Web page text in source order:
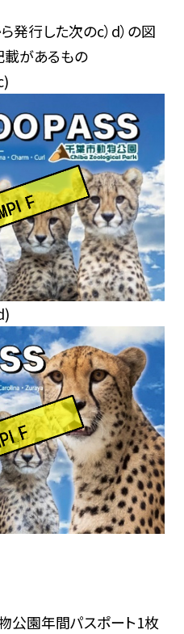
発行した次のc）d）の図
載があるもの
公園年間パスポート1枚